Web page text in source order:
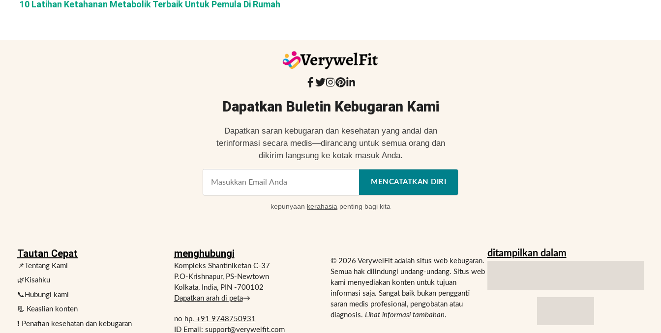
10 Latihan Ketahanan Metabolik Terbaik Untuk Pemula Di Rumah
Dapatkan Buletin Kebugaran Kami
Dapatkan saran kebugaran dan kesehatan yang andal dan
terinformasi secara medis—dirancang untuk semua orang dan
dikirim langsung ke kotak masuk Anda.
MENCATATKAN DIRI
kepunyaan kerahasia penting bagi kita
Tautan Cepat
📌Tentang Kami
🌿Kisahku
📞Hubungi kami
📃 Keaslian konten
❗ Penafian kesehatan dan kebugaran
menghubungi
Kompleks Shantiniketan C-37
P.O-Krishnapur, PS-Newtown
Kolkata, India, PIN -700102
Dapatkan arah di peta→
no hp. +91 9748750931
ID Email: support@verywelfit.com
© 2026 VerywelFit adalah situs web kebugaran.
Semua hak dilindungi undang-undang. Situs web
kami menyediakan konten untuk tujuan
informasi saja. Sangat baik bukan pengganti
saran medis profesional, pengobatan atau
diagnosis. Lihat informasi tambahan.
ditampilkan dalam